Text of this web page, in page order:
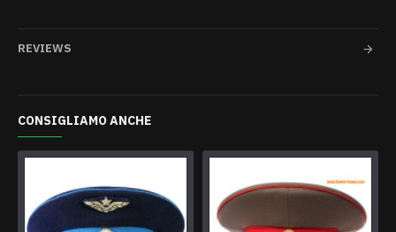
REVIEWS
CONSIGLIAMO ANCHE